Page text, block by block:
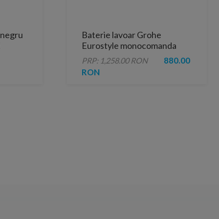
Baterie lavoar Grohe
Eurostyle monocomanda
1/2″ pop-up, Marimea S
PRP: 1,258.00 RON
880.00
RON